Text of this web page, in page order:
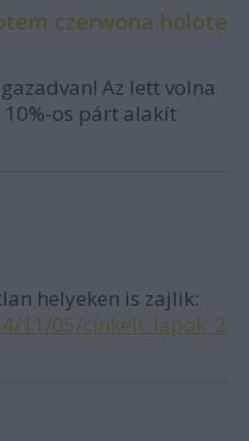
czerwona holote
Az lett volna
os párt alakít
helyeken is zajlik:
11/05/cinkelt_lapok_2